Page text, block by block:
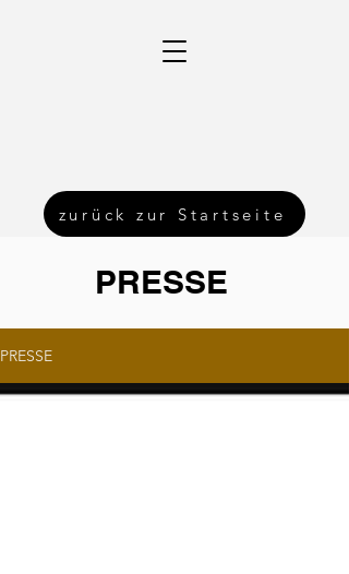
zurück zur Startseite
PRESSE
PRESSE